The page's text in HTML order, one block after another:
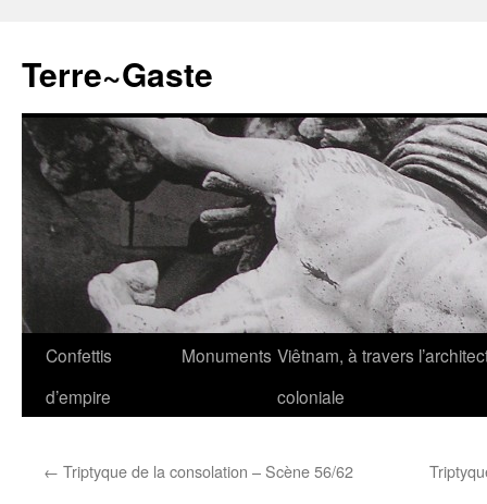
contenu
Terre~Gaste
Confettis
d’empire
Monuments Viêtnam, à travers
coloniale
← Triptyque de la consolation – Scène 56/62